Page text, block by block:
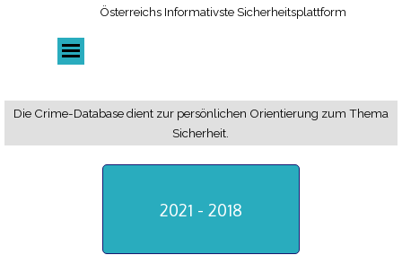
Österreichs Informativste Sicherheitsplattform
Die Crime-Database dient zur persönlichen Orientierung zum Thema
Sicherheit.
2021 - 2018